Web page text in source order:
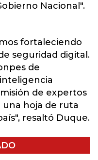
Nacional".
fortaleciendo
seguridad digital.
de
de expertos
hoja de ruta
resaltó Duque.